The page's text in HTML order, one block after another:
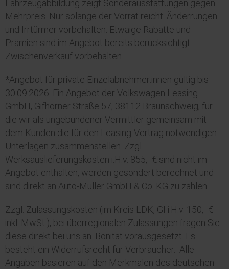
Fahrzeugabbildung zeigt Sonderausstattungen gegen
Mehrpreis. Nur solange der Vorrat reicht. Änderrungen
und Irrtürmer vorbehalten. Etwaige Rabatte und
Prämien sind im Angebot bereits berücksichtigt.
Zwischenverkauf vorbehalten.
*Angebot für private Einzelabnehmer:innen gültig bis
30.09.2026. Ein Angebot der Volkswagen Leasing
GmbH, Gifhorner Straße 57, 38112 Braunschweig, für
die wir als ungebundener Vermittler gemeinsam mit
dem Kunden die für den Leasing-Vertrag notwendigen
Unterlagen zusammenstellen. Zzgl.
Werksauslieferungskosten i.H.v. 855,- € sind nicht im
Angebot enthalten, werden gesondert berechnet und
sind direkt an Auto-Müller GmbH & Co. KG zu zahlen.
Zzgl. Zulassungskosten (im Kreis LDK, GI i.H.v. 150,- €
inkl. MwSt.), bei überregionalen Zulassungen fragen Sie
diese direkt bei uns an. Bonität vorausgesetzt. Es
besteht ein Widerrufsrecht für Verbraucher. Alle
Angaben basieren auf den Merkmalen des deutschen